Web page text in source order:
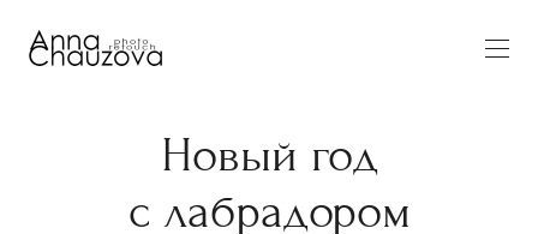
Новый год
с лабрадором